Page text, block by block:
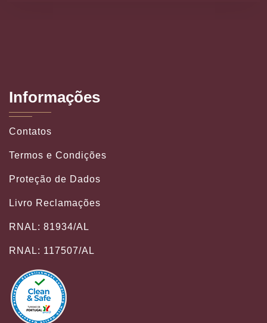
Informações
Contatos
Termos e Condições
Proteção de Dados
Livro Reclamações
RNAL: 81934/AL
RNAL: 117507/AL